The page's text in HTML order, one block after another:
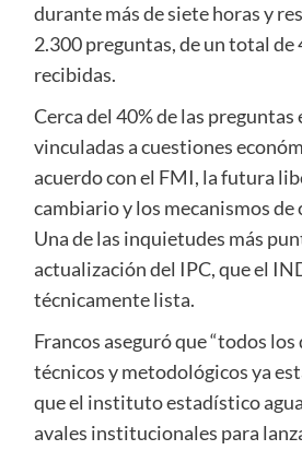
durante más de siete horas y
2.300 preguntas, de un total de
recibidas.
Cerca del 40% de las
vinculadas a cuestiones
acuerdo con el FMI, la futura
cambiario y los mecanismos
Una de las inquietudes más
actualización del IPC, que el
técnicamente lista.
Francos aseguró que “todos
técnicos y metodológicos ya
que el instituto estadístico
avales institucionales para